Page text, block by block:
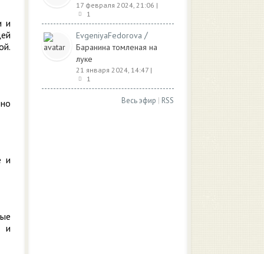
и
и
и
17 февраля 2024, 21:06 |
1
EvgeniyaFedorova /
Баранина томленая на
луке
21 января 2024, 14:47 |
1
Весь эфир | RSS